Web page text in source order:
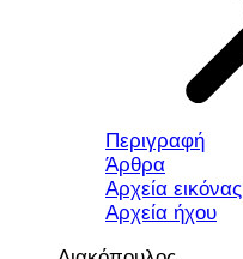
Περιγραφή
Άρθρα
Αρχεία εικόνας
Αρχεία ήχου